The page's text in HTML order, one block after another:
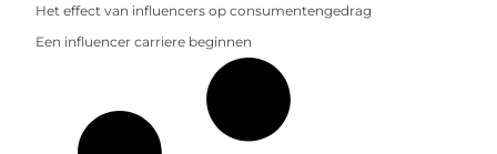
Het effect van influencers op consumentengedrag
Een influencer carriere beginnen